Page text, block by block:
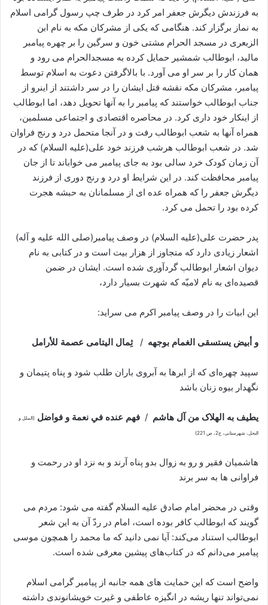
به فرزندش دیگرش جعفر امر کرد در طرف چپ رسول گرامی اسلام
به نماز برگزار کند. هنگامی که یکی از مشرکان مکه به نام ابن
الزبعری در مسجد الحرام مشتی خون و سرگین را بر چهره پیامبر
مالید، ابوطالب شمشیر حمایل کرده به مسجدالحرام می رود و
همان کار را بر سر او می آورد. با بالاگرفتن دعوت به اسلام توسط
پیامبر، مشرکان مکه نقشه قتل ایشان را در سر داشتند از اینرو از
جناب ابوطالب خواستند که پیامبر را به آنها تحویل دهد، اما ابوطالب
از اینکار خود داری کرد. در محاصره اقتصادی و اجتماعی مسلمین،
همراه آنها به شعب ابوطالب رفت و در آنجا متحمل درد و رنج فراوان
شد. در شعب ابوطالب هرشب فرزند خود علی(علیه السلام) که در
آن زمان کودک خرد سالی بود به جای پیامبر می خواباند تا از جان
پیامبر محافظت کند. در این شرایط او درد و رنج دوری از فرزند
دیگرش جعفر را که همراه عده ای از مسلمانان به حبشه هجرت
کرده بود را تحمل می کرد.
پدر حضرت علی(علیه السلام) در وصف پیامبر(صلی الله علیه و آله)
اشعار زیادی دارد که متجاوز از هزار بیت است و در کتابی به نام
دیوان اشعار ابوطالب گردآوری شده است. ایشان در ضمن
قصیده‌ای به نام لامیّه که شهرت بسیار دارد،
این ابیات را در وصف پیامبر اکرم می سراید:
و أبیض یستسقی الغمام بوجهه /ثِمال الیتامی عصمة للأرامل
سپید چهره‌ای که از ابرها به آبروی باران طلب شود و پناه پتیمان و
نگهدار بیوه زنان باشد
یطیف به الهلاک من آل هاشم / فهم عنده في نعمة و فواضل (الملل و
النحل، شهرستانی، ج2، ص 221)
هاشمیان فقیر و رو به زوال بدو پناه آرند و به نزد او در رحمت و
فراوانی ها به سر برند
وقتی در محضر امام صادق علیه السلام گفته می شود: مردم می
گویند که ابوطالب کافر بوده‌ است، امام در ردّ آن به این شعر
ابوطالب استناد می‌کند: آیا نمی دانید که ما محمد را همچون موسی
پیامبر می‌دانم که در کتاب‌های پیشین معرفی شده است.
واضح است که این حمایت های همه جانبه از پیامبر گرامی اسلام
نمی‌تواند تنها ریشه در انگیزه عاطفی و غیرت خویشانوندی داشته